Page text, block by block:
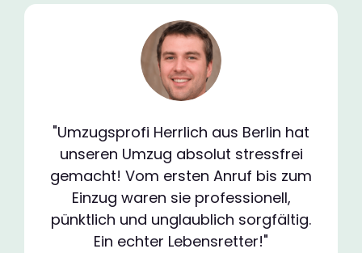
"Umzugsprofi Herrlich aus Berlin hat
unseren Umzug absolut stressfrei
gemacht! Vom ersten Anruf bis zum
Einzug waren sie professionell,
pünktlich und unglaublich sorgfältig.
Ein echter Lebensretter!"